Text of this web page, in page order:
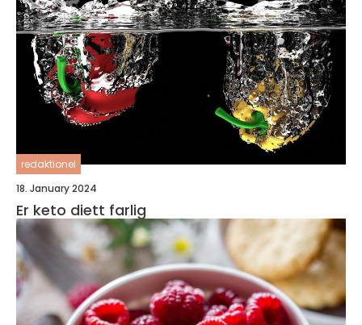
redaktionel
18. January 2024
Er keto diett farlig